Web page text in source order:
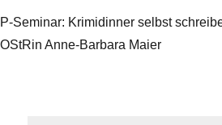
P-Seminar: Krimidinner selbst
OStRin Anne-Barbara Maier